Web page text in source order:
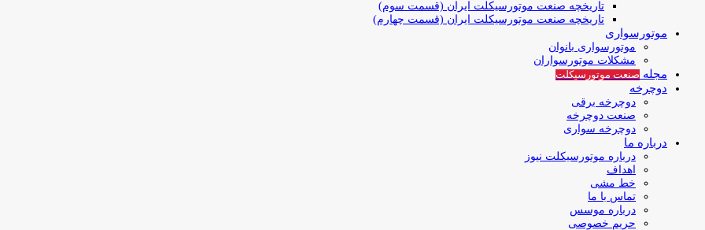
تاریخچه صنعت موتورسیکلت ایران (قسمت سوم)
تاریخچه صنعت موتورسیکلت ایران (قسمت چهارم)
موتورسواری
موتورسواری بانوان
مشکلات موتورسواران
مجله صنعت موتورسیکلت
دوچرخه
دوچرخه برقی
صنعت دوچرخه
دوچرخه سواری
درباره ما
درباره موتورسیکلت نیوز
اهداف
خط مشی
تماس با ما
درباره موسس
حریم خصوصی